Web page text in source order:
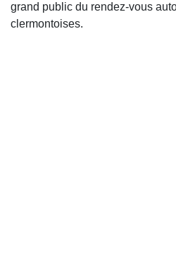
grand public du rendez-vous
clermontoises.